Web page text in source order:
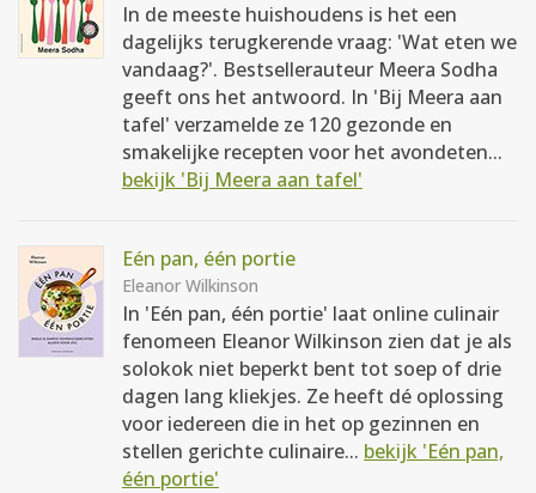
In de meeste huishoudens is het een
dagelijks terugkerende vraag: 'Wat eten we
vandaag?'. Bestsellerauteur Meera Sodha
geeft ons het antwoord. In 'Bij Meera aan
tafel' verzamelde ze 120 gezonde en
smakelijke recepten voor het avondeten...
bekijk 'Bij Meera aan tafel'
Eén pan, één portie
Eleanor Wilkinson
In 'Eén pan, één portie' laat online culinair
fenomeen Eleanor Wilkinson zien dat je als
solokok niet beperkt bent tot soep of drie
dagen lang kliekjes. Ze heeft dé oplossing
voor iedereen die in het op gezinnen en
stellen gerichte culinaire... bekijk 'Eén pan,
één portie'